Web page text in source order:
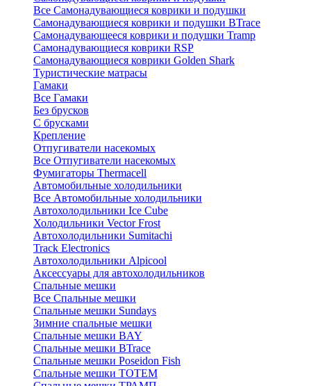
Все Самонадувающиеся коврики и подушки
Самонадувающиеся коврики и подушки BTrace
Самонадувающееся коврики и подушки Tramp
Самонадувающиеся коврики RSP
Самонадувающиеся коврики Golden Shark
Туристические матрасы
Гамаки
Все Гамаки
Без брусков
С брусками
Крепление
Отпугиватели насекомых
Все Отпугиватели насекомых
Фумигаторы Thermacell
Автомобильные холодильники
Все Автомобильные холодильники
Автохолодильники Ice Cube
Холодильники Vector Frost
Автохолодильники Sumitachi
Track Electronics
Автохолодильники Alpicool
Аксессуары для автохолодильников
Спальные мешки
Все Спальные мешки
Спальные мешки Sundays
Зимние спальные мешки
Спальные мешки BAY
Спальные мешки BTrace
Спальные мешки Poseidon Fish
Спальные мешки ТОТЕМ